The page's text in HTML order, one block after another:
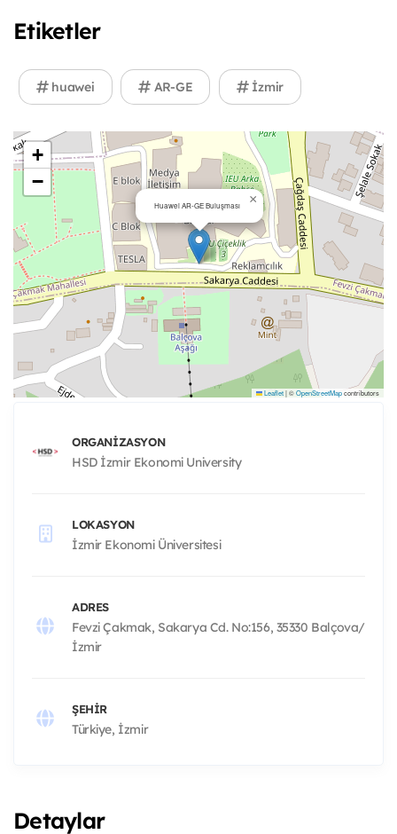
Etiketler
huawei AR-GE İzmir
Huawei AR-GE Buluşması ×
+
−
Leaflet|©OpenStreetMapcontributors
ORGANIZASYON
HSD İzmir Ekonomi University
LOKASYON
İzmir Ekonomi Üniversitesi
ADRES
Fevzi Çakmak, Sakarya Cd. No:156, 35330 Balçova/
İzmir
ŞEHIR
Türkiye, İzmir
Detaylar